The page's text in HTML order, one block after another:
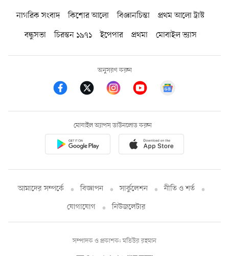
নাগরিক সংবাদ কিশোর আলো বিজ্ঞানচিন্তা
প্রথম আলো ট্রাস্ট
বন্ধুসভা
চিরন্তন ১৯৭১ ইপেপার প্রথমা মোবাইল ভ্যাস
অনুসরণ করুন
মোবাইল অ্যাপস ডাউনলোড করুন
আমাদের সম্পর্কে বিজ্ঞাপন সার্কুলেশন
নীতি ও শর্ত
যোগাযোগ
নিউজলেটার
সম্পাদক ও প্রকাশক: মতিউর রহমান